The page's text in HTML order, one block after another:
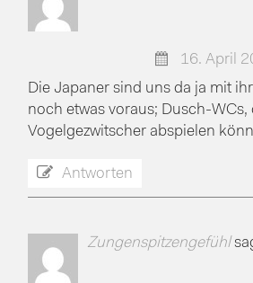
16. April
Die Japaner sind uns da ja mit
noch etwas voraus; Dusch-WCs,
Vogelgezwitscher abspielen
Antworten
Zungenspitzengefühl